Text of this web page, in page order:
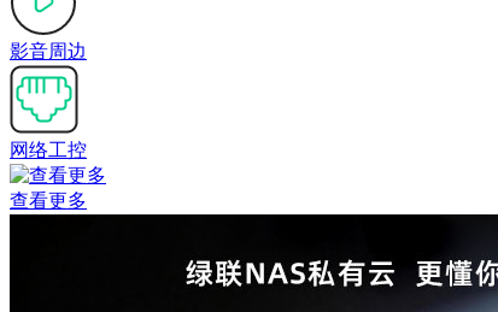
影音周边
网络工控
查看更多